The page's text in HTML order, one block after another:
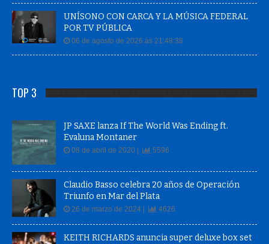
UNÍSONO CON CARCA Y LA MÚSICA FEDERAL
POR TV PÚBLICA
06 de agosto de 2026 às 21:48:38
Evaluna Montaner
08 de abril de 2020 |
Claudio Basso celebra 20 años de Operación
Triunfo en Mar del Plata
26 de marzo de 2024 | 4626
KEITH RICHARDS anuncia super deluxe box set
Live at the Hollywood Palladium